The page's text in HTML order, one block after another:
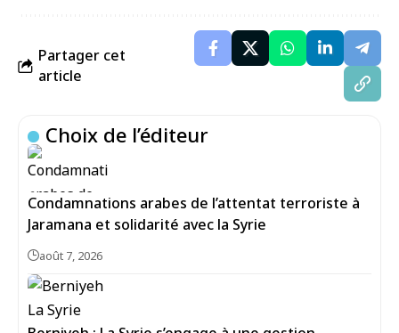
Partager cet
article
Choix de l’éditeur
Condamnations arabes de l’attentat terroriste à
Jaramana et solidarité avec la Syrie
août 7, 2026